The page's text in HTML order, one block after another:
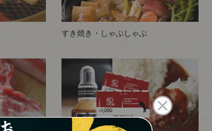
すき焼き・しゃぶしゃぶ